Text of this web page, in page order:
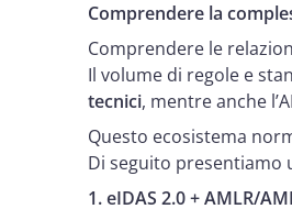
Comprendere la
Comprendere le
Il volume di regole e
tecnici, mentre anche
Questo ecosistema
Di seguito presentiamo
1. eIDAS 2.0 + AMLR/